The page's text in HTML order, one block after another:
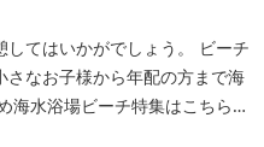
てはいかがでしょう。 ビーチ
なお子様から年配の方まで海